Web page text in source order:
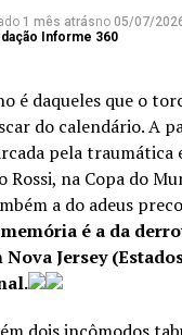
– FIFA World Cup
York/New Jersey
Jersey, U.S. – July
with
1 mês atrásno 05/07/
Informe 360
é daqueles que o
do calendário. A
pela traumática
Rossi, na Copa do
a do adeus
é a da
Jersey